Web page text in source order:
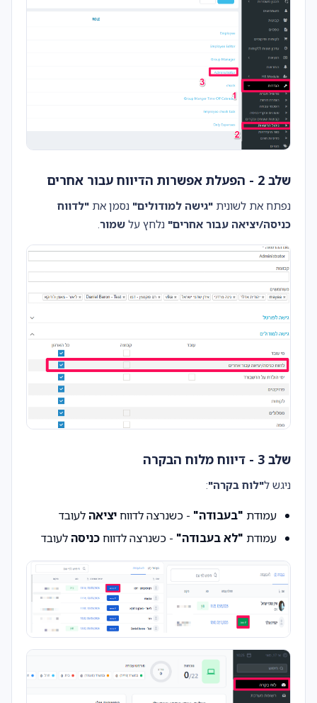
שלב 2 - הפעלת אפשרות הדיווח עבור אחרים
נפתח את לשונית "גישה למודולים" נסמן את "לדווח
כניסה/יציאה עבור אחרים" נלחץ על שמור
שלב 3 - דיווח מלוח הבקרה
ניגש ל"לוח בקרה":
עמודת "בעבודה" - כשנרצה לדווח יציאהלעובד
עמודת "לא בעבודה" - כשנרצה לדווח כניסהלעובד